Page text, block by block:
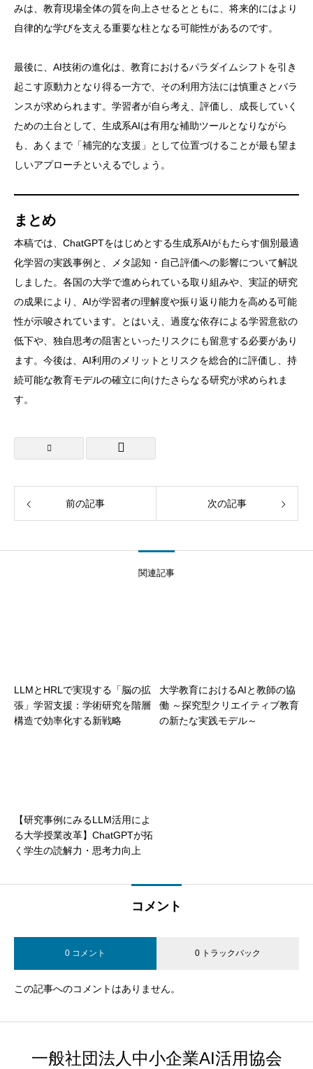
みは、教育現場全体の質を向上させるとともに、将来的にはより
自律的な学びを支える重要な柱となる可能性があるのです。
最後に、AI技術の進化は、教育におけるパラダイムシフトを引き
起こす原動力となり得る一方で、その利用方法には慎重さとバラ
ンスが求められます。学習者が自ら考え、評価し、成長していく
ための土台として、生成系AIは有用な補助ツールとなりながら
も、あくまで「補完的な支援」として位置づけることが最も望ま
しいアプローチといえるでしょう。
まとめ
本稿では、ChatGPTをはじめとする生成系AIがもたらす個別最適
化学習の実践事例と、メタ認知・自己評価への影響について解説
しました。各国の大学で進められている取り組みや、実証的研究
の成果により、AIが学習者の理解度や振り返り能力を高める可能
性が示唆されています。とはいえ、過度な依存による学習意欲の
低下や、独自思考の阻害といったリスクにも留意する必要があり
ます。今後は、AI利用のメリットとリスクを総合的に評価し、持
続可能な教育モデルの確立に向けたさらなる研究が求められま
す。
前の記事 次の記事
関連記事
LLMとHRLで実現する「脳の拡
張」学習支援：学術研究を階層
構造で効率化する新戦略
大学教育におけるAIと教師の協
働 ～探究型クリエイティブ教育
の新たな実践モデル～
【研究事例にみるLLM活用によ
る大学授業改革】ChatGPTが拓
く学生の読解力・思考力向上
コメント
0 コメント 0 トラックバック
この記事へのコメントはありません。
一般社団法人中小企業AI活用協会